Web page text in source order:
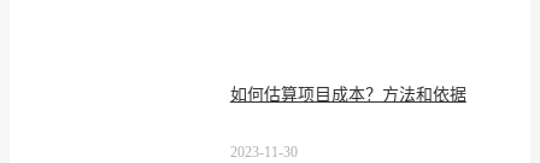
如何估算项目成本？方法和依据
2023-11-30